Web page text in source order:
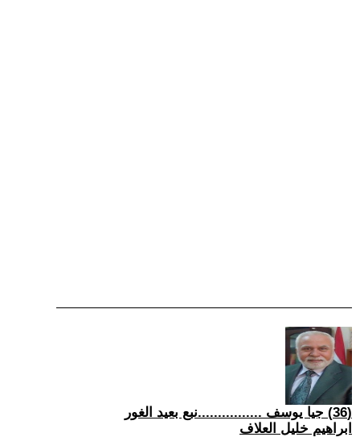
(36) جيا يوسف ................نبع بعيد الغور
ابراهيم خليل العلاف